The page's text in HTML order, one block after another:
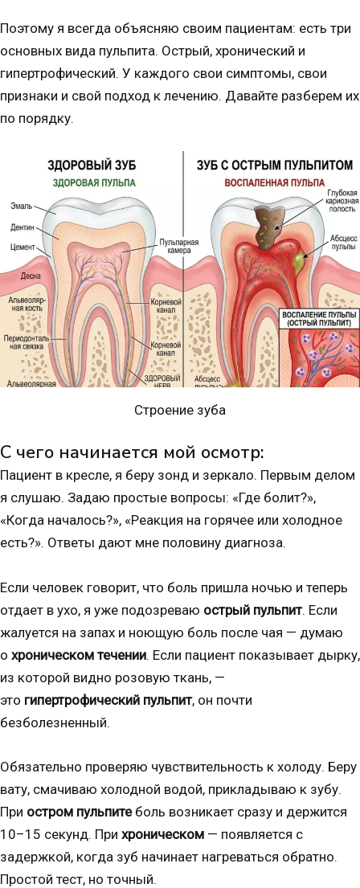
Поэтому я всегда объясняю своим пациентам: есть три
основных вида пульпита. Острый, хронический и
гипертрофический. У каждого свои симптомы, свои
признаки и свой подход к лечению. Давайте разберем их
по порядку.
Строение зуба
С чего начинается мой осмотр:
Пациент в кресле, я беру зонд и зеркало. Первым делом
я слушаю. Задаю простые вопросы: «Где болит?»,
«Когда началось?», «Реакция на горячее или холодное
есть?». Ответы дают мне половину диагноза.
Если человек говорит, что боль пришла ночью и теперь
отдает в ухо, я уже подозреваю острый пульпит. Если
жалуется на запах и ноющую боль после чая — думаю
о хроническом течении. Если пациент показывает дырку,
из которой видно розовую ткань, —
это гипертрофический пульпит, он почти
безболезненный.
Обязательно проверяю чувствительность к холоду. Беру
вату, смачиваю холодной водой, прикладываю к зубу.
При остром пульпитеболь возникает сразу и держится
10–15 секунд. При хроническом — появляется с
задержкой, когда зуб начинает нагреваться обратно.
Простой тест, но точный.